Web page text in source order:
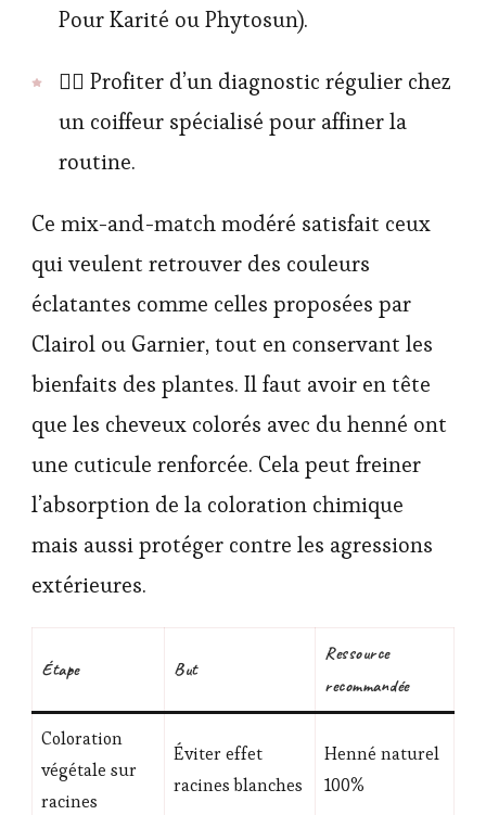
Pour Karité ou Phytosun).
💇‍♀️ Profiter d’un diagnostic régulier chez
un coiffeur spécialisé pour affiner la
routine.
Ce mix-and-match modéré satisfait ceux
qui veulent retrouver des couleurs
éclatantes comme celles proposées par
Clairol ou Garnier, tout en conservant les
bienfaits des plantes. Il faut avoir en tête
que les cheveux colorés avec du henné ont
une cuticule renforcée. Cela peut freiner
l’absorption de la coloration chimique
mais aussi protéger contre les agressions
extérieures.
Étape But
Ressource
recommandée
Coloration
végétale sur
racines
Éviter effet
racines blanches
Henné naturel
100%